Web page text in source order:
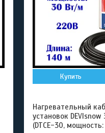
Купить
Нагревательный
установок
(DTCE-30,